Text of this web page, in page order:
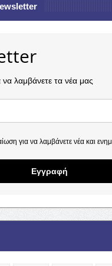
να λαμβάνετε τα νέα μας
για να λαμβάνετε νέα και
Εγγραφή